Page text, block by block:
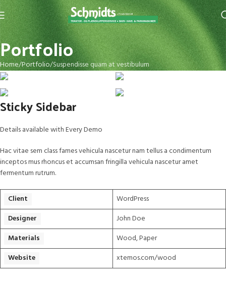
Portfolio
Home Portfolio Suspendisse quam at vestibulum
Sticky Sidebar
Details available with Every Demo
Hac vitae sem class fames vehicula nascetur nam tellus a condimentum
inceptos mus rhoncus et accumsan fringilla vehicula nascetur amet
fermentum rutrum.
Client
WordPress
Designer
John Doe
Materials
Wood, Paper
Website
xtemos.com/wood